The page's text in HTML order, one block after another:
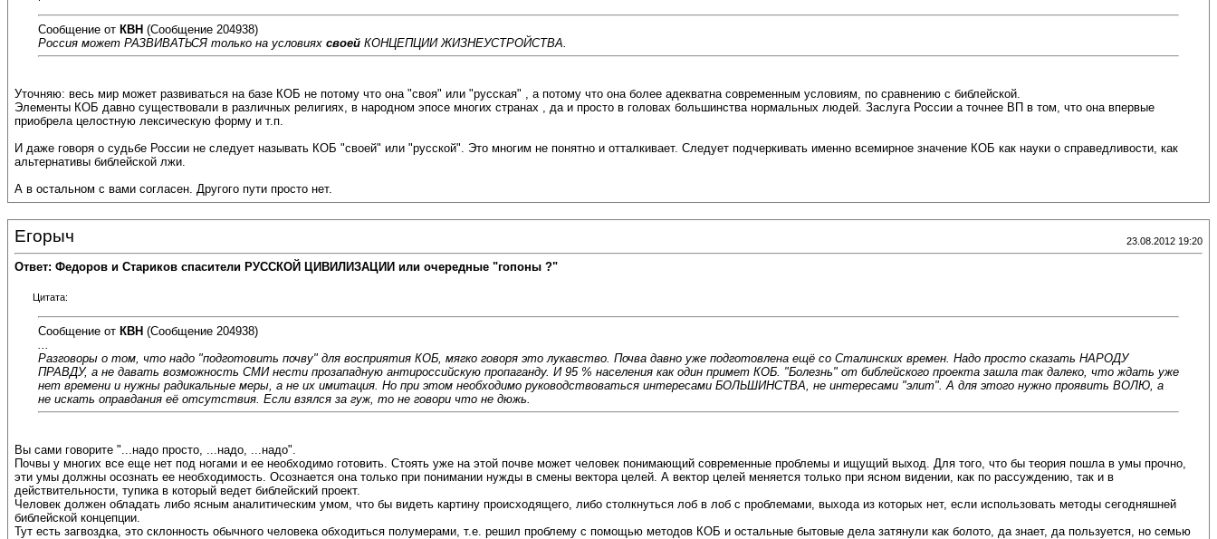
Сообщение от КВН (Сообщение 204938)
Россия может РАЗВИВАТЬСЯ только на условиях своей КОНЦЕПЦИИ ЖИЗНЕУСТРОЙСТВА.
Уточняю: весь мир может развиваться на базе КОБ не потому что она "своя" или "русская" , а потому что она более адекватна современным условиям, по сравнению с библейской.
Элементы КОБ давно существовали в различных религиях, в народном эпосе многих странах , да и просто в головах большинства нормальных людей. Заслуга России а точнее ВП в том, что она впервые
приобрела целостную лексическую форму и т.п.
И даже говоря о судьбе России не следует называть КОБ "своей" или "русской". Это многим не понятно и отталкивает. Следует подчеркивать именно всемирное значение КОБ как науки о справедливости, как
альтернативы библейской лжи.
А в остальном с вами согласен. Другого пути просто нет.
Егорыч 23.08.2012 19:20
Ответ: Федоров и Стариков спасители РУССКОЙ ЦИВИЛИЗАЦИИ или очередные "гопоны ?"
Цитата:
Сообщение от КВН (Сообщение 204938)
Разговоры о том, что надо "подготовить почву" для восприятия КОБ, мягко говоря это лукавство. Почва давно уже подготовлена ещё со Сталинских времен. Надо просто сказать НАРОДУ
ПРАВДУ, а не давать возможность СМИ нести прозападную антироссийскую пропаганду. И 95 % населения как один примет КОБ. "Болезнь" от библейского проекта зашла так далеко, что ждать уже
нет времени и нужны радикальные меры, а не их имитация. Но при этом необходимо руководствоваться интересами БОЛЬШИНСТВА, не интересами "элит". А для этого нужно проявить ВОЛЮ, а
не искать оправдания её отсутствия. Если взялся за гуж, то не говори что не дюжь.
Вы сами говорите "...надо просто, ...надо, ...надо".
Почвы у многих все еще нет под ногами и ее необходимо готовить. Стоять уже на этой почве может человек понимающий современные проблемы и ищущий выход. Для того, что бы теория пошла в умы прочно,
эти умы должны осознать ее необходимость. Осознается она только при понимании нужды в смены вектора целей. А вектор целей меняется только при ясном видении, как по рассуждению, так и в
действительности, тупика в который ведет библейский проект.
Человек должен обладать либо ясным аналитическим умом, что бы видеть картину происходящего, либо столкнуться лоб в лоб с проблемами, выхода из которых нет, если использовать методы сегодняшней
библейской концепции.
Тут есть загвоздка, это склонность обычного человека обходиться полумерами, т.е. решил проблему с помощью методов КОБ и остальные бытовые дела затянули как болото, да знает, да пользуется, но семью